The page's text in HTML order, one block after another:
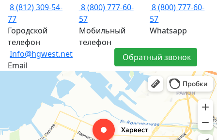
8 (812) 309-54-
77
Городской
телефон
8 (800) 777-60-
57
Мобильный
телефон
8 (800) 777-60-
57
Whatsapp
Info@hgwest.net
Email
Обратный звонок